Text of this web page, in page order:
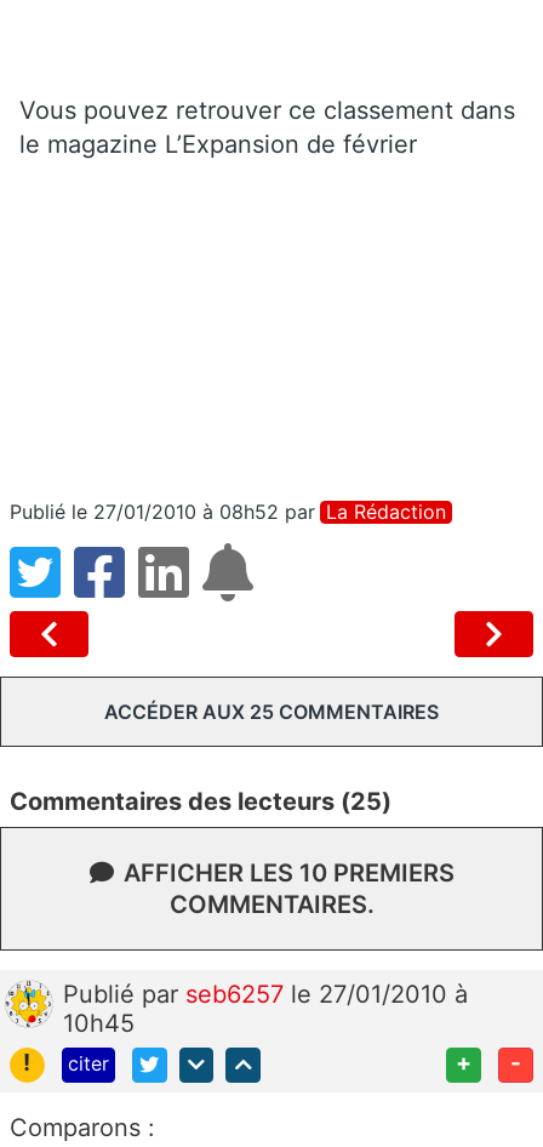
Vous pouvez retrouver ce classement dans
le magazine L’Expansion de février
Publié le 27/01/2010 à 08h52 par La Rédaction
ACCÉDER AUX 25 COMMENTAIRES
Commentaires des lecteurs (25)
AFFICHER LES 10 PREMIERS
COMMENTAIRES.
Publié par seb6257 le 27/01/2010 à
10h45
!
citer + -
Comparons :